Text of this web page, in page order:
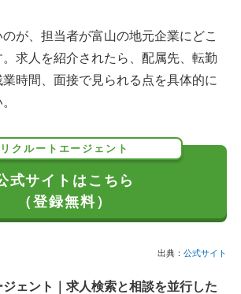
が、担当者が富山の地元企業にどこ
。求人を紹介されたら、配属先、転勤
時間、面接で見られる点を具体的に
リクルートエージェント
式サイトはこちら
（登録無料）
出典： 公式サイト
ェント｜求人検索と相談を並行した